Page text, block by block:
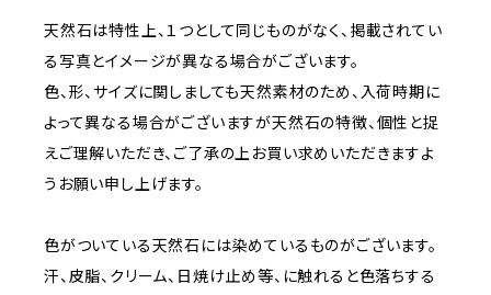
天然石は特性上、１つとして同じものがなく、掲載されてい
る写真とイメージが異なる場合がございます。
色、形、サイズに関しましても天然素材のため、入荷時期に
よって異なる場合がございますが天然石の特徴、個性と捉
えご理解いただき、ご了承の上お買い求めいただきますよ
うお願い申し上げます。
色がついている天然石には染めているものがございます。
汗、皮脂、クリーム、日焼け止め等、に触れると色落ちする